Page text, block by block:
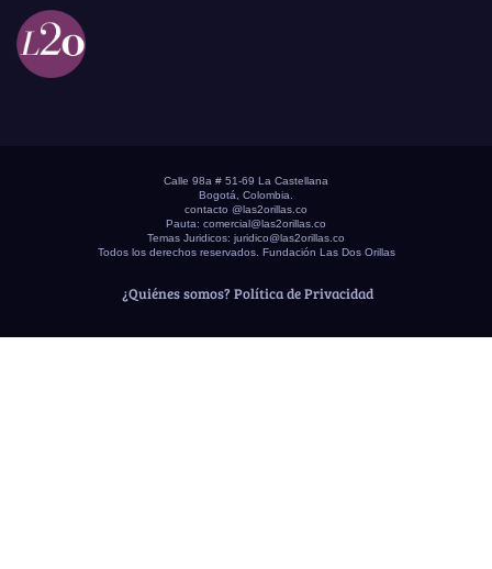
Calle 98a # 51-69 La Castellana
Bogotá, Colombia.
contacto @las2orillas.co
Pauta: comercial@las2orillas.co
Temas Juridicos: juridico@las2orillas.co
Todos los derechos reservados. Fundación Las Dos Orillas
¿Quiénes somos? Política de Privacidad